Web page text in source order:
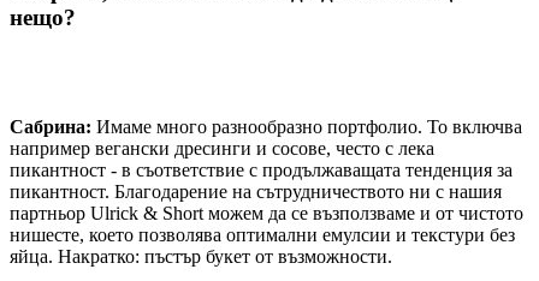
нещо?
Сабрина: Имаме много разнообразно портфолио. То включва
например вегански дресинги и сосове, често с лека
пикантност - в съответствие с продължаващата тенденция за
пикантност. Благодарение на сътрудничеството ни с нашия
партньор Ulrick & Short можем да се възползваме и от чистото
нишесте, което позволява оптимални емулсии и текстури без
яйца. Накратко: пъстър букет от възможности.